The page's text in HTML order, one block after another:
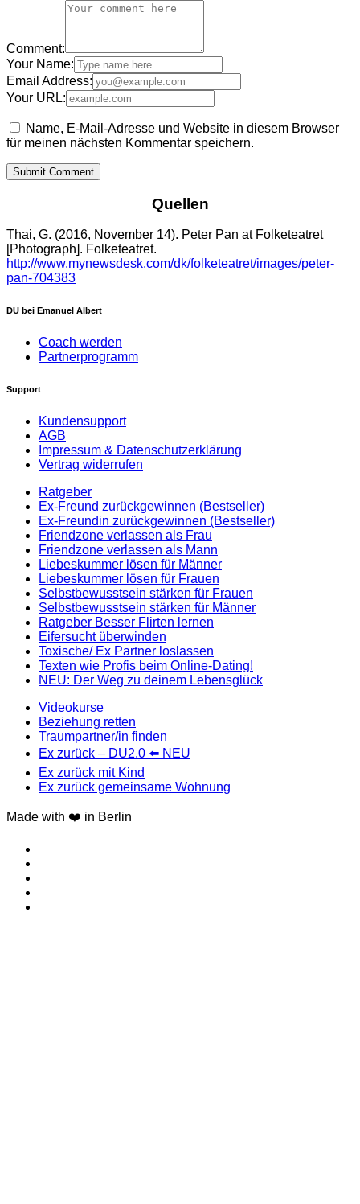
Comment:
Your Name:
Email Address:
Your URL:
Name, E-Mail-Adresse und Website in diesem Browser
für meinen nächsten Kommentar speichern.
Quellen
Thai, G. (2016, November 14). Peter Pan at Folketeatret
[Photograph]. Folketeatret.
http://www.mynewsdesk.com/dk/folketeatret/images/peter-
pan-704383
DU bei Emanuel Albert
Coach werden
Partnerprogramm
Support
Kundensupport
AGB
Impressum & Datenschutzerklärung
Vertrag widerrufen
Ratgeber
Ex-Freund zurückgewinnen (Bestseller)
Ex-Freundin zurückgewinnen (Bestseller)
Friendzone verlassen als Frau
Friendzone verlassen als Mann
Liebeskummer lösen für Männer
Liebeskummer lösen für Frauen
Selbstbewusstsein stärken für Frauen
Selbstbewusstsein stärken für Männer
Ratgeber Besser Flirten lernen
Eifersucht überwinden
Toxische/ Ex Partner loslassen
Texten wie Profis beim Online-Dating!
NEU: Der Weg zu deinem Lebensglück
Videokurse
Beziehung retten
Traumpartner/in finden
Ex zurück – DU2.0 ⬅️ NEU
Ex zurück mit Kind
Ex zurück gemeinsame Wohnung
Made with ❤️ in Berlin